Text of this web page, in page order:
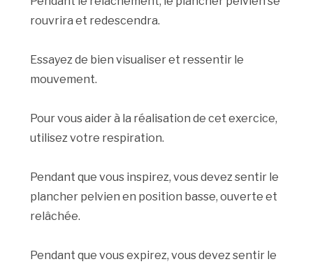
rouvrira et redescendra.
Essayez de bien visualiser et ressentir le
mouvement.
Pour vous aider à la réalisation de cet exercice,
utilisez votre respiration.
Pendant que vous inspirez, vous devez sentir le
plancher pelvien en position basse, ouverte et
relâchée.
Pendant que vous expirez, vous devez sentir le